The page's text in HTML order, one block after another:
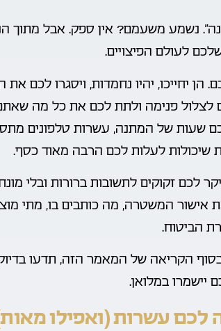
נשמע משעמם? אין ספק. אבל מתוך
לעולם הפיצויים.
הן יחייכו, יהיו נחמדות, ויסגרו לכם את
לצלול פנימה ולתת לכם את כל מה
שעות של המתנה, עשרות טלפונים
שיכולות לעלות לכם הרבה מאוד כסף.
לכם זקוקים לתשובות ברורות ובלי
אישור המשטרה, מה כותבים בו, מתי
הביטוח.
הקריאה של המאמר הזה, תדעו
יישמרו במלואן.
לכם עשרות (ואפילו